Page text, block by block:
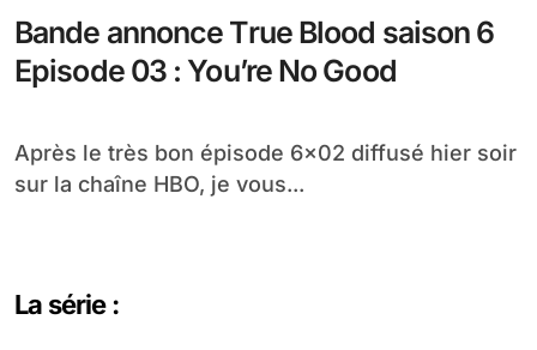
Bande annonce True Blood saison 6
Episode 03 : You’re No Good
Après le très bon épisode 6×02 diffusé hier soir
sur la chaîne HBO, je vous...
La série :